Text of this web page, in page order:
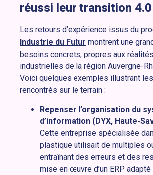
réussi leur transition 4.0
Les retours d’expérience issus du
Industrie du Futur montrent une
besoins concrets, propres aux
industrielles de la région Auvergne-
Voici quelques exemples illustrant
rencontrés sur le terrain :
Repenser l’organisation du
d’information (DYX, Haute-
Cette entreprise spécialisée
plastique utilisait de multiples
entraînant des erreurs et des
mise en œuvre d’un ERP